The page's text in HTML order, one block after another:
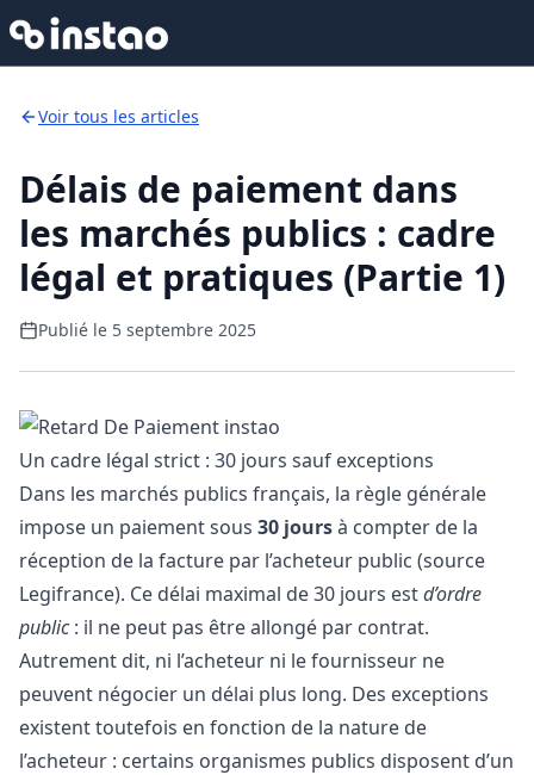
Voir tous les articles
Délais de paiement dans
les marchés publics : cadre
légal et pratiques (Partie 1)
Publié le 5 septembre 2025
Un cadre légal strict : 30 jours sauf exceptions
Dans les marchés publics français, la règle générale
impose un paiement sous 30 joursà compter de la
réception de la facture par l’acheteur public (source
Legifrance). Ce délai maximal de 30 jours estd’ordre
public: il ne peut pas être allongé par contrat.
Autrement dit, ni l’acheteur ni le fournisseur ne
peuvent négocier un délai plus long. Des exceptions
existent toutefois en fonction de la nature de
l’acheteur : certains organismes publics disposent d’un